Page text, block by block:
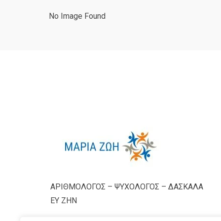
No Image Found
ΑΡΙΘΜΟΛΟΓΟΣ – ΨΥΧΟΛΟΓΟΣ – ΔΑΣΚΑΛΑ
ΕΥ ΖΗΝ